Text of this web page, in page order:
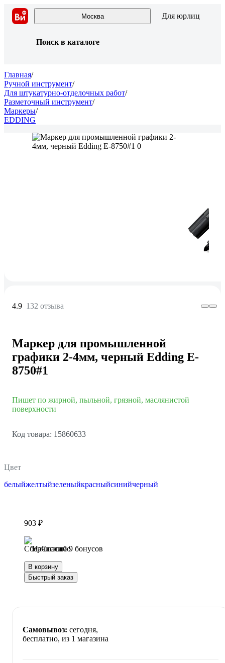
Москва Для юрлиц
Поиск в каталоге
Главная/
Ручной инструмент/
Для штукатурно-отделочных работ/
Разметочный инструмент/
Маркеры/
EDDING
4.9 132 отзыва
Маркер для промышленной
графики 2-4мм, черный Edding E-
8750#1
Пишет по жирной, пыльной, грязной, маслянистой
поверхности
Код товара: 15860633
Цвет
белыйжелтыйзеленыйкрасныйсинийчерный
903 ₽
Начислим 9 бонусов
В корзину
Быстрый заказ
Самовывоз: сегодня,
бесплатно, из 1 магазина